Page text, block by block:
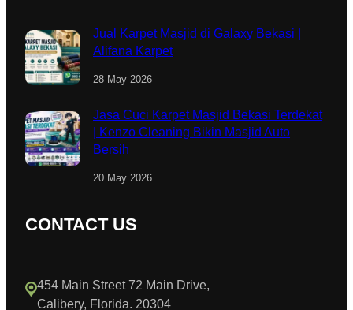
Jual Karpet Masjid di Galaxy Bekasi |
Alifana Karpet
28 May 2026
Jasa Cuci Karpet Masjid Bekasi Terdekat
| Kenzo Cleaning Bikin Masjid Auto
Bersih
20 May 2026
CONTACT US
454 Main Street 72 Main Drive,
Calibery, Florida. 20304